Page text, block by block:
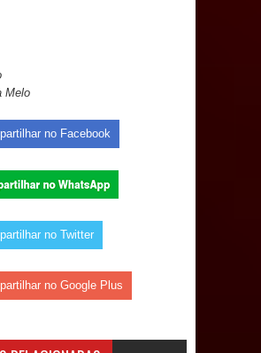
Ribeiro toma posse no
Nacional do PDT durante
em Brasília
a IV FEIRA LITERÁRIA DO
em Guarabira
Melo
no Facebook
no Twitter
no Google Plus